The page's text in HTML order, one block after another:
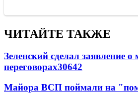
ЧИТАЙТЕ ТАКЖЕ
Зеленский сделал заявление
переговорах30642
Майора ВСП поймали на